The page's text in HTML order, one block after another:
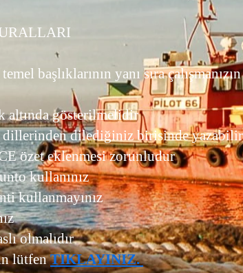
başlıklarının yanı sıra
altında gösterilmelidir
dilediğiniz birisinde
özet eklenmesi zorunludur
kullanınız
kullanmayınız
olmalıdır
lütfenTIKLAYINIZ.